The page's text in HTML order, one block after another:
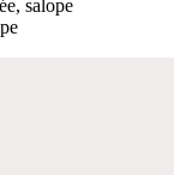
salope